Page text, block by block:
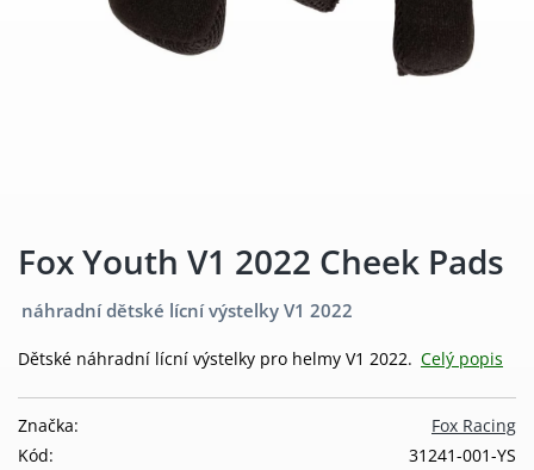
Fox Youth V1 2022 Cheek Pads
náhradní dětské lícní výstelky V1 2022
Dětské náhradní lícní výstelky pro helmy V1 2022. Celý popis
Fox Racing
Značka:
31241-001-YS
Kód: